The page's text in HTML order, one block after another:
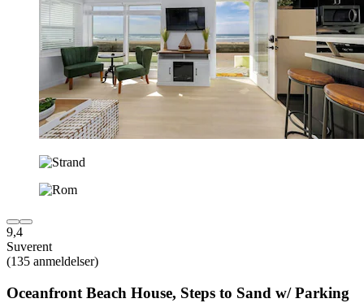
9,4
Suverent
(135 anmeldelser)
Oceanfront Beach House, Steps to Sand w/ Parking